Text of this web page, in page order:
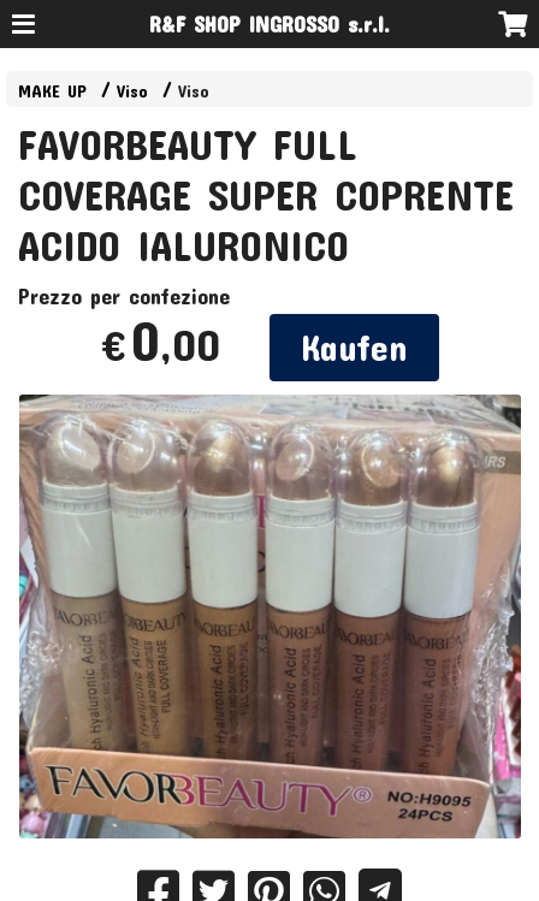
R&F SHOP INGROSSO s.r.l.
MAKE UP Viso Viso
FAVORBEAUTY FULL
COVERAGE SUPER COPRENTE
ACIDO IALURONICO
Prezzo per confezione
€0,00 Kaufen